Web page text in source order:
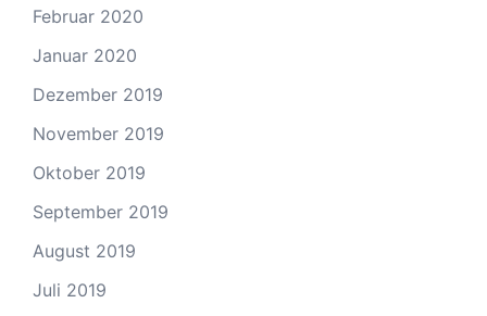
Februar 2020
Januar 2020
Dezember 2019
November 2019
Oktober 2019
September 2019
August 2019
Juli 2019